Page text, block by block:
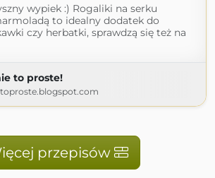
wypiek :) Rogaliki na serku
to idealny dodatek do
czy herbatki, sprawdzą się też na
to proste!
przepisów